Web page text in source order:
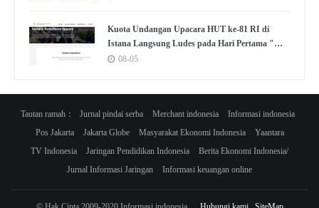
Kuota Undangan Upacara HUT ke-81 RI di
Istana Langsung Ludes pada Hari Pertama "War
Tiket"
08-05
Tautan ramah： Jurnal pindai serba Merchant indonesia
Informasi indonesia
Pos Jakarta
Jakarta Globe Masyarakat Ekonomi Indonesia
Yaantara
TV Indonesia
Jaringan Pendidikan Indonesia
Berita Ekonomi Indonesia/
Jurnal Informasi Jaringan
Informasi keuangan online